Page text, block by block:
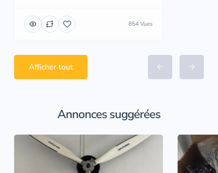
854 Vues
Afficher tout
Annonces suggérées